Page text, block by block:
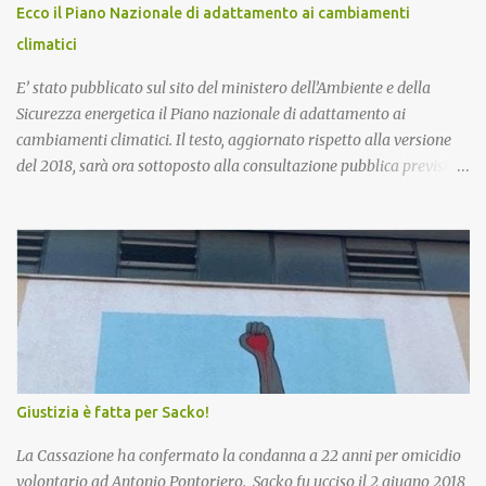
Ecco il Piano Nazionale di adattamento ai cambiamenti
climatici
E’ stato pubblicato sul sito del ministero dell’Ambiente e della
Sicurezza energetica il Piano nazionale di adattamento ai
cambiamenti climatici. Il testo, aggiornato rispetto alla versione
del 2018, sarà ora sottoposto alla consultazione pubblica prevista
nazionale per implementare azioni volte a ridurre al minimo i
rischi derivanti dai cambiamenti climatici, migliorare la capacità
di adattamento dei sistemi naturali, sociali ed economici, nonchè
trarre vantaggio dalle eventuali opportunità che si potranno
presentare con le nuove condizioni climatiche. La proposta di
Piano è stata già illustrata alle Regioni nel corso di due riunioni
che si sono tenute il 7 novembre e il 20 dicembre scorsi. Esaminate
le osservazioni e conclusa la procedura di VAS, il testo andrà
all’approvazione definitiva con decreto del Ministro. Si procederà
poi all’insediamento dell’Osse...
Giustizia è fatta per Sacko!
La Cassazione ha confermato la condanna a 22 anni per omicidio
volontario ad Antonio Pontoriero. Sacko fu ucciso il 2 giugno 2018